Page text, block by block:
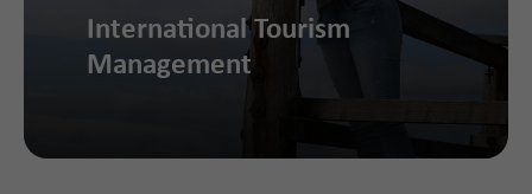
International Tourism
Management